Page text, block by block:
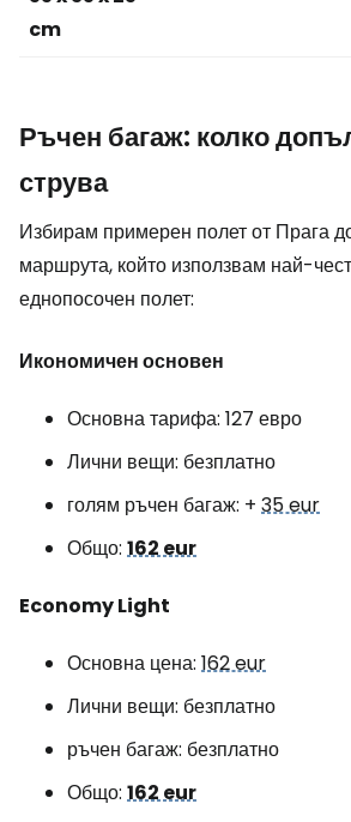
cm
Ръчен багаж: колко
струва
Избирам примерен полет от Прага
маршрута, който използвам най-
еднопосочен полет:
Икономичен основен
Основна тарифа: 127 евро
Лични вещи: безплатно
голям ръчен багаж: + 35 eur
Общо: 162 eur
Economy Light
Основна цена: 162 eur
Лични вещи: безплатно
ръчен багаж: безплатно
Общо: 162 eur